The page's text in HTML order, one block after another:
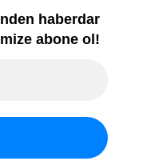
haberdar
abone ol!